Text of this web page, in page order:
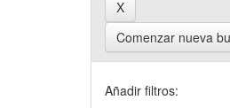
Comenzar nueva
Añadir filtros: